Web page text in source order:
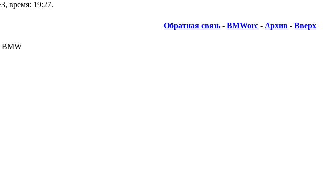
время: 19:27.
Обратная связь - BMWorc - Архив - Вверх
BMW